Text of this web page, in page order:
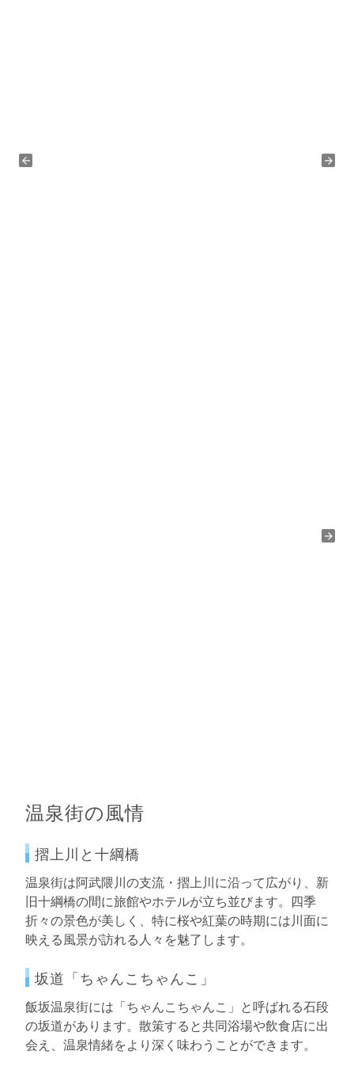
温泉街の風情
摺上川と十綱橋
温泉街は阿武隈川の支流・摺上川に沿って広がり、新
旧十綱橋の間に旅館やホテルが立ち並びます。四季
折々の景色が美しく、特に桜や紅葉の時期には川面に
映える風景が訪れる人々を魅了します。
坂道「ちゃんこちゃんこ」
飯坂温泉街には「ちゃんこちゃんこ」と呼ばれる石段
の坂道があります。散策すると共同浴場や飲食店に出
会え、温泉情緒をより深く味わうことができます。